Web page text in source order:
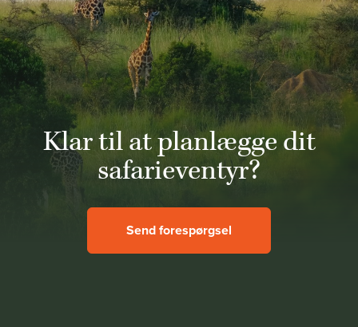
Klar til at planlægge dit
safarieventyr?
Send forespørgsel